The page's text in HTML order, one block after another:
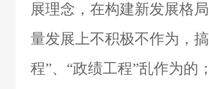
展理念，在构建新发展格
量发展上不积极不作为，
程”、“政绩工程”乱作为的；